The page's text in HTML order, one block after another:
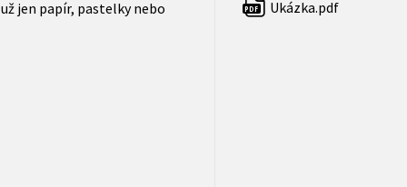
jen papír, pastelky nebo
PDF Ukázka.pdf